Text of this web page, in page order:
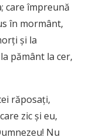
care împreună
în mormânt,
şi la
pământ la cer,
răposaţi,
zic şi eu,
Nu